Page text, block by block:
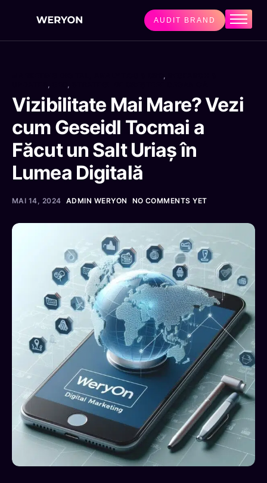
Enterprise
Studii de caz
Prețuri
Contact
AUDIT BRAND
,
, ,
Vizibilitate Mai Mare? Vezi
cum Geseidl Tocmai a
Făcut un Salt Uriaș în
Lumea Digitală
MAI 14, 2024 ADMIN WERYON NO COMMENTS YET